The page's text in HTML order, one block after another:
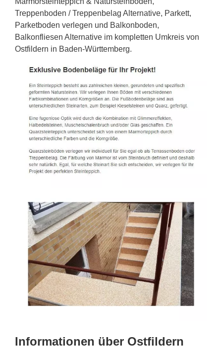
Treppenboden / Treppenbelag Alternative, Parkett,
Parketboden verlegen und Balkonboden,
Balkonfliesen Alternative im kompletten Umkreis von
Ostfildern in Baden-Württemberg.
Informationen über Ostfildern